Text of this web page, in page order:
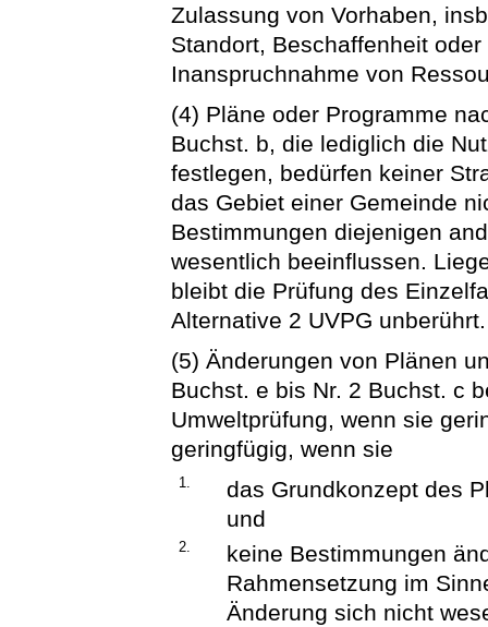
Zulassung von Vorhaben,
Standort, Beschaffenheit
Inanspruchnahme von
(4) Pläne oder Programme
Buchst. b, die lediglich die
festlegen, bedürfen keiner
das Gebiet einer Gemeinde
Bestimmungen diejenigen
wesentlich beeinflussen.
bleibt die Prüfung des
Alternative 2 UVPG unberührt.
(5) Änderungen von Plänen
Buchst. e bis Nr. 2 Buchst. c
Umweltprüfung, wenn sie
geringfügig, wenn sie
1.
das Grundkonzept des
und
2.
keine Bestimmungen
Rahmensetzung im
Änderung sich nicht